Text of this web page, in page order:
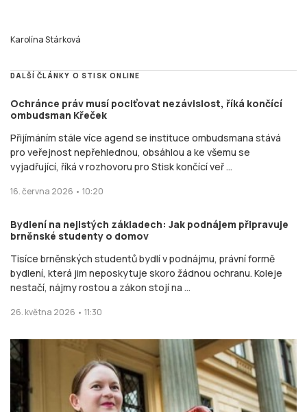
Karolína Stárková
DALŠÍ ČLÁNKY O STISK ONLINE
Ochránce práv musí pociťovat nezávislost, říká končící
ombudsman Křeček
Přijímáním stále více agend se instituce ombudsmana stává
pro veřejnost nepřehlednou, obsáhlou a ke všemu se
vyjadřující, říká v rozhovoru pro Stisk končící veř ...
16. června 2026 • 10:20
Bydlení na nejistých základech: Jak podnájem připravuje
brněnské studenty o domov
Tisíce brněnských studentů bydlí v podnájmu, právní formě
bydlení, která jim neposkytuje skoro žádnou ochranu. Koleje
nestačí, nájmy rostou a zákon stojí na ...
26. května 2026 • 11:30